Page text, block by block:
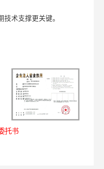
术支撑更关键。
托书